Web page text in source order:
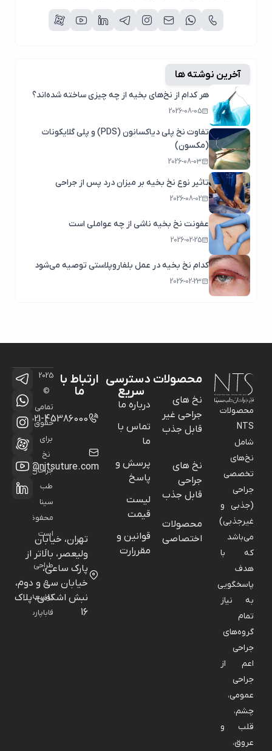
آخرین نوشته ها
هر کدام از نخ‌های بخیه از چه چیزی ساخته شده‌اند؟
2026-08-05
تفاوت نخ پلی دیاکسانون (PDS) و پلی گلایکونات
(مکسون)
2026-08-03
تاثیر نوع نخ بخیه بر میزان درد پس از جراحی
2026-08-02
عفونت نخ بخیه ناشی از چه عواملی است
2026-02-25
کدام نخ بخیه در عمل بلفاروپلاستی توصیه می‌شود
2026-02-23
محصولات
NTS
شامل
نخ‌های
تخصصی
جراحی
(جذبی و
غیرجذبی)
می‌باشد
که با
هدف
پاسخگویی
به نیاز
تمام
گروه‌های
جراحی
اعم از
جراحی
عمومی،
چشم،
قلب و
عروق،
محصولات
نخ های
جراحی غیر
قابل جذب
نخ های
جراحی
قابل جذب
محصولات
اختصاصی
دسترسی
سریع
درباره ما
تماس با
ما
پرسش و
پاسخ
لیست
قیمت
قوانین و
مقررارت
ارتباط با
ما
021-45386000
info@njtsuture.com
تهران، خیابان
ولیعصر، بالاتر از
پارک ساعی،
خیابان سی و دوم،
نبش اشکانی، پلاک
16
2025
©
تمامی
حقوق
برای
نخ
جراحان
طب
سینا
محفوظ
است
-
طراحی
و
توسعه:
فاباپارس